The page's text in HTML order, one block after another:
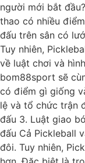
người mới bắt
thao có nhiều
đấu trên sân có
Tuy nhiên,
về luật chơi và
bom88sport sẽ
có điểm gì giống
lệ và tổ chức trận
đấu 3. Luật giao
đấu Cả Pickleball
đôi. Tuy nhiên,